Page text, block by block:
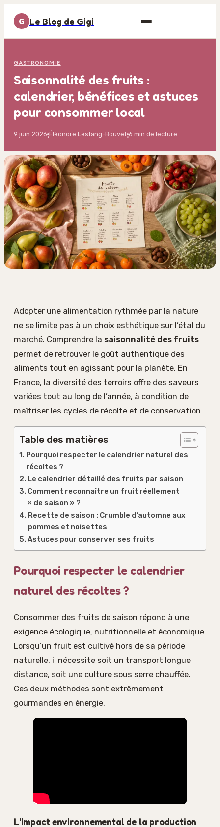
G Le Blog de Gigi
GASTRONOMIE
Saisonnalité des fruits :
calendrier, bénéfices et astuces
pour consommer local
9 juin 2026·Éléonore Lestang-Bouvet·6 min de lecture
Adopter une alimentation rythmée par la nature
ne se limite pas à un choix esthétique sur l’étal du
marché. Comprendre la saisonnalité des fruits
permet de retrouver le goût authentique des
aliments tout en agissant pour la planète. En
France, la diversité des terroirs offre des saveurs
variées tout au long de l’année, à condition de
maîtriser les cycles de récolte et de conservation.
Table des matières
Pourquoi respecter le calendrier naturel des
récoltes ?
Le calendrier détaillé des fruits par saison
Comment reconnaître un fruit réellement
« de saison » ?
Recette de saison : Crumble d’automne aux
pommes et noisettes
Astuces pour conserver ses fruits
Pourquoi respecter le calendrier
naturel des récoltes ?
Consommer des fruits de saison répond à une
exigence écologique, nutritionnelle et économique.
Lorsqu’un fruit est cultivé hors de sa période
naturelle, il nécessite soit un transport longue
distance, soit une culture sous serre chauffée.
Ces deux méthodes sont extrêmement
gourmandes en énergie.
L’impact environnemental de la production